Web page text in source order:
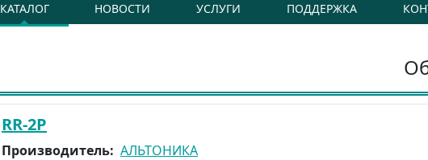
КАТАЛОГ НОВОСТИ УСЛУГИ ПОДДЕРЖКА
RR-2P
Производитель: АЛЬТОНИКА